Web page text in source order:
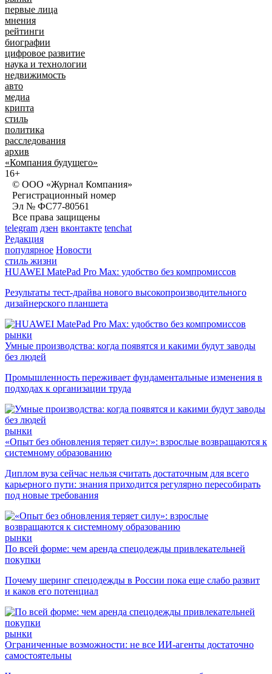
первые лица
мнения
рейтинги
биографии
цифровое развитие
наука и технологии
недвижимость
авто
медиа
крипта
стиль
политика
расследования
архив
«Компания будущего»
16+
© ООО «Журнал Компания»
Регистрационный номер
Эл № ФС77-80561
Все права защищены
telegram дзен вконтакте tenchat
Редакция
популярное Новости
стиль жизни
HUAWEI MatePad Pro Max: удобство без компромиссов
Результаты тест-драйва нового высокопроизводительного
дизайнерского планшета
рынки
Умные производства: когда появятся и какими будут заводы
без людей
Промышленность переживает фундаментальные изменения в
подходах к организации труда
рынки
«Опыт без обновления теряет силу»: взрослые возвращаются к
системному образованию
Диплом вуза сейчас нельзя считать достаточным для всего
карьерного пути: знания приходится регулярно пересобирать
под новые требования
рынки
По всей форме: чем аренда спецодежды привлекательней
покупки
Почему шеринг спецодежды в России пока еще слабо развит
и каков его потенциал
рынки
Ограниченные возможности: не все ИИ-агенты достаточно
самостоятельны